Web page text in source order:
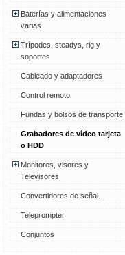
Baterías y alimentaciones
varias
Trípodes, steadys, rig y
soportes
Cableado y adaptadores
Control remoto.
Fundas y bolsos de transporte
Grabadores de vídeo tarjeta
o HDD
Monitores, visores y
Televisores
Convertidores de señal.
Teleprompter
Conjuntos